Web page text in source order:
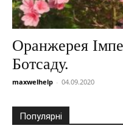
Оранжерея
Ботсаду.
maxwelhelp - 04.09.2020
Популярні